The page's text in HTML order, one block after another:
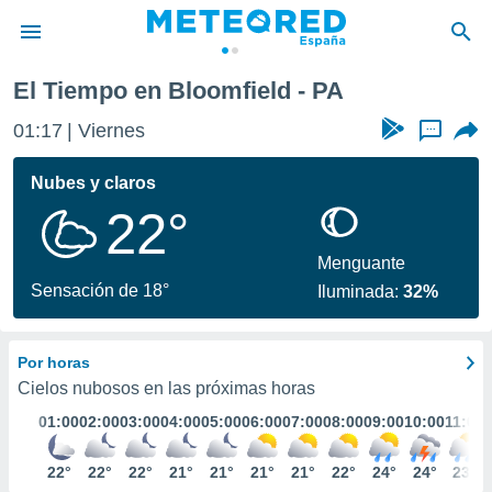
de
por
se
calidad.
a este
las
y
forma
digital
basada
El Tiempo en Bloomfield - PA
01:17 Viernes ...
Nubes y claros
22°
Sensación de 18°
Menguante
Iluminada:32%
Por horas
Cielos nubosos en las próximas horas
01:00
22°
02:00
22°
03:00
22°
04:00
21°
05:00
21°
06:00
21°
07:00
21°
08:00
22°
09:00
24°
10:00
24°
11:00
23°